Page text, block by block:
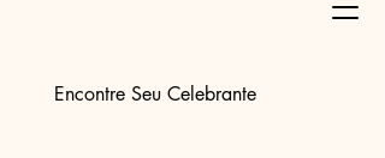
Encontre Seu Celebrante